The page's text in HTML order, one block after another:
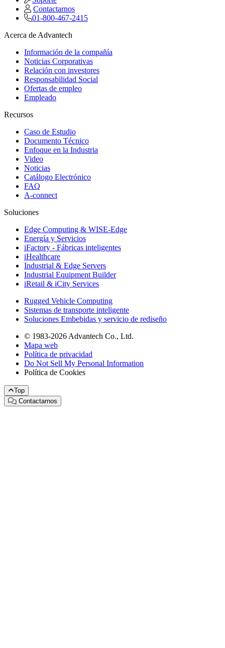
Contactarnos
01-800-467-2415
Acerca de Advantech
Información de la compañía
Noticias Corporativas
Relación con investores
Responsabilidad Social
Ofertas de empleo
Empleado
Recursos
Caso de Estudio
Documento Técnico
Enfoque en la Industria
Video
Noticias
Catálogo Electrónico
FAQ
A-connect
Soluciones
Edge Computing & WISE-Edge
Energía y Servicios
iFactory - Fábricas inteligentes
iHealthcare
Industrial & Edge Servers
Industrial Equipment Builder
iRetail & iCity Services
Rugged Vehicle Computing
Sistemas de transporte inteligente
Soluciones Embebidas y servicio de rediseño
© 1983-2026 Advantech Co., Ltd.
Mapa web
Política de privacidad
Do Not Sell My Personal Information
Política de Cookies
Top
Contactarnos